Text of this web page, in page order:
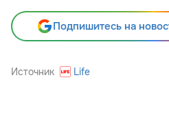
Подпишитесь на
Источник Life